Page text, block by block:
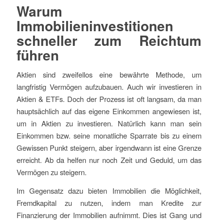
Warum
Immobilieninvestitionen
schneller zum Reichtum
führen
Aktien sind zweifellos eine bewährte Methode, um
langfristig Vermögen aufzubauen. Auch wir investieren in
Aktien & ETFs. Doch der Prozess ist oft langsam, da man
hauptsächlich auf das eigene Einkommen angewiesen ist,
um in Aktien zu investieren. Natürlich kann man sein
Einkommen bzw. seine monatliche Sparrate bis zu einem
Gewissen Punkt steigern, aber irgendwann ist eine Grenze
erreicht. Ab da helfen nur noch Zeit und Geduld, um das
Vermögen zu steigern.
Im Gegensatz dazu bieten Immobilien die Möglichkeit,
Fremdkapital zu nutzen, indem man Kredite zur
Finanzierung der Immobilien aufnimmt. Dies ist Gang und